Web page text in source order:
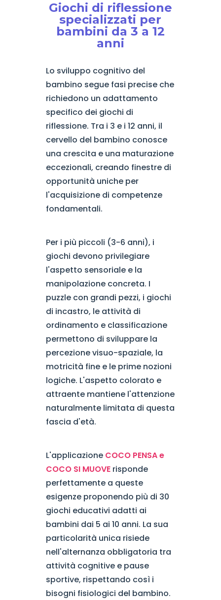
Giochi di riflessione
specializzati per
bambini da 3 a 12
anni
Lo sviluppo cognitivo del
bambino segue fasi precise che
richiedono un adattamento
specifico dei giochi di
riflessione. Tra i 3 e i 12 anni, il
cervello del bambino conosce
una crescita e una maturazione
eccezionali, creando finestre di
opportunità uniche per
l'acquisizione di competenze
fondamentali.
Per i più piccoli (3-6 anni), i
giochi devono privilegiare
l'aspetto sensoriale e la
manipolazione concreta. I
puzzle con grandi pezzi, i giochi
di incastro, le attività di
ordinamento e classificazione
permettono di sviluppare la
percezione visuo-spaziale, la
motricità fine e le prime nozioni
logiche. L'aspetto colorato e
attraente mantiene l'attenzione
naturalmente limitata di questa
fascia d'età.
L'applicazione COCO PENSA e
COCO SI MUOVErisponde
perfettamente a queste
esigenze proponendo più di 30
giochi educativi adatti ai
bambini dai 5 ai 10 anni. La sua
particolarità unica risiede
nell'alternanza obbligatoria tra
attività cognitive e pause
sportive, rispettando così i
bisogni fisiologici del bambino.